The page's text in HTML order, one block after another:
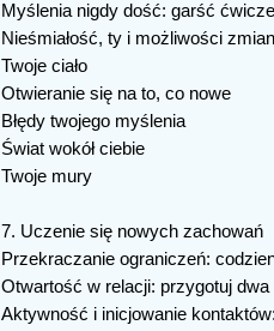
Myślenia nigdy dość: garść
Nieśmiałość, ty i możliwości
Twoje ciało
Otwieranie się na to, co nowe
Błędy twojego myślenia
Świat wokół ciebie
Twoje mury
7. Uczenie się nowych zachowań
Przekraczanie ograniczeń:
Otwartość w relacji: przygotuj
Aktywność i inicjowanie